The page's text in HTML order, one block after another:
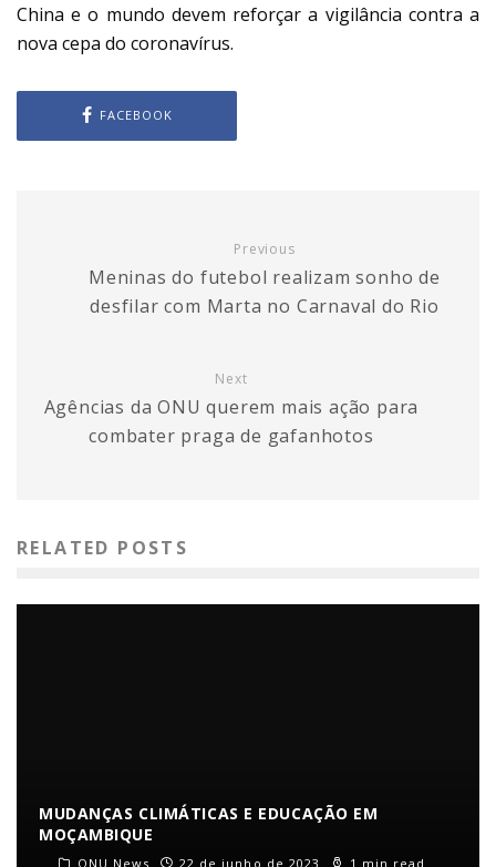
China e o mundo devem reforçar a vigilância contra a
nova cepa do coronavírus.
FACEBOOK
Previous
Meninas do futebol realizam sonho de
desfilar com Marta no Carnaval do Rio
Next
Agências da ONU querem mais ação para
combater praga de gafanhotos
RELATED POSTS
MUDANÇAS CLIMÁTICAS E EDUCAÇÃO EM
MOÇAMBIQUE
ONU News 22 de junho de 2023 1 min read